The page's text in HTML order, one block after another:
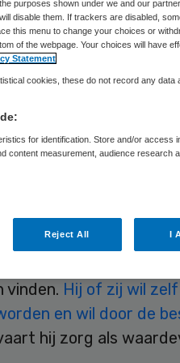
is onze grootste
de kosten zijn
aanpak nodig, extra
Zijn het
is dat de patiënt
van pakweg twintig
wil uiteraard nog
vinden. Hij of zij wil zelf
en wil door de
hij zorg als
purposes shown under we and our
disable them. If trackers are disabled,
this menu to change your choices or
of the webpage. Your choices will have
Statement
cookies, these do not record any data
for identification. Store and/or access
content measurement, audience research
Reject All I